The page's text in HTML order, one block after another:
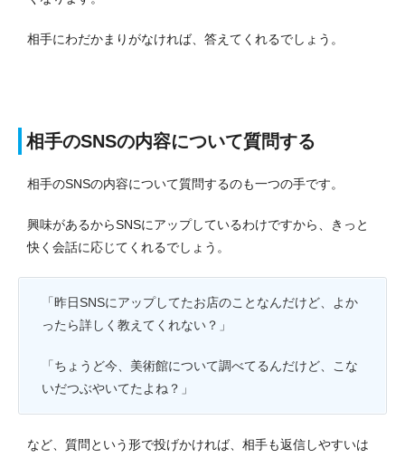
相手にわだかまりがなければ、答えてくれるでしょう。
相手のSNSの内容について質問する
相手のSNSの内容について質問するのも一つの手です。
興味があるからSNSにアップしているわけですから、きっと
快く会話に応じてくれるでしょう。
「昨日SNSにアップしてたお店のことなんだけど、よか
ったら詳しく教えてくれない？」
「ちょうど今、美術館について調べてるんだけど、こな
いだつぶやいてたよね？」
など、質問という形で投げかければ、相手も返信しやすいは